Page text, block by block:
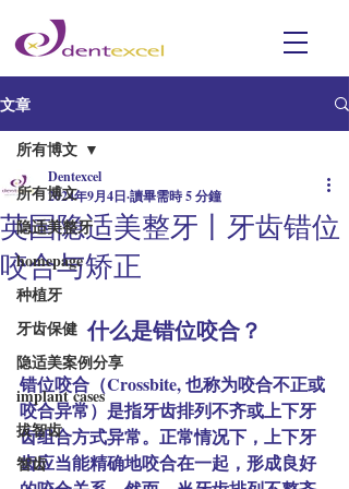
文章
所有博文
隐适美整牙
homepage
种植牙
牙齿保健
隐适美案例分享
implant cases
拔智齿
智齿
所有博文
英国隐适美整牙丨牙齿错位
咬合与矫正
Dentexcel
2024年9月4日 讀畢需時 5 分鐘
什么是错位咬合？
错位咬合（Crossbite, 也称为咬合不正或
咬合异常）是指牙齿排列不齐或上下牙
齿组合方式异常。正常情况下，上下牙
齿应当能精确地咬合在一起，形成良好